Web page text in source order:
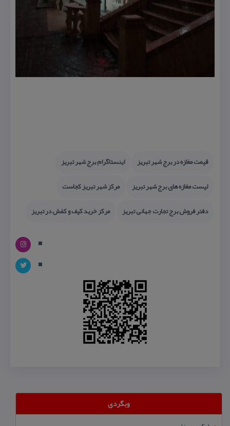
قیمت مغازه در برج شهر تبریز
اینستاگرام برج شهر تبریز
لیست مغازه های برج شهر تبریز
مركز شهر تبریز كجاست
دفتر فروش برج تجارت جهانی تبریز
مركز خرید كیف و كفش در تبریز
وبگردی